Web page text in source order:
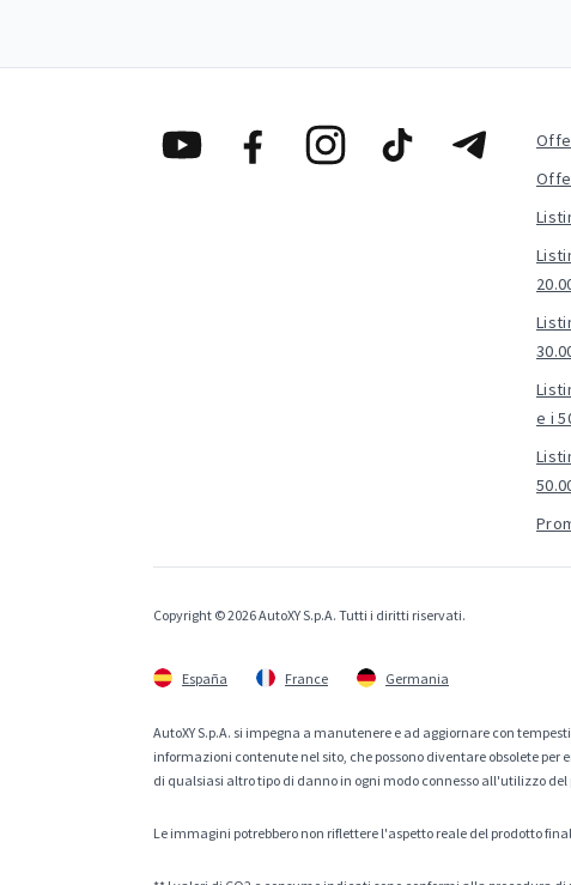
e i
Copyright © 2026 AutoXY S.p.A. Tutti i diritti riservati.
España France Germania
AutoXY S.p.A. si impegna a manutenere e ad aggiornare con
informazioni contenute nel sito, che possono diventare obsolete per
di qualsiasi altro tipo di danno in ogni modo connesso all'utilizzo
Le immagini potrebbero non riflettere l'aspetto reale del prodotto